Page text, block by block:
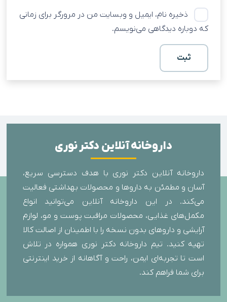
ذخیره نام، ایمیل و وبسایت من در مرورگر برای زمانی
که دوباره دیدگاهی می‌نویسم.
داروخانه آنلاین دکتر نوری
داروخانه آنلاین دکتر نوری با هدف دسترسی سریع،
آسان و مطمئن به داروها و محصولات بهداشتی فعالیت
می‌کند. در این داروخانه آنلاین می‌توانید انواع
مکمل‌های غذایی، محصولات مراقبت پوست و مو، لوازم
آرایشی و داروهای بدون نسخه را با اطمینان از اصالت کالا
تهیه کنید. تیم داروخانه دکتر نوری همواره در تلاش
است تا تجربه‌ای ایمن، راحت و آگاهانه از خرید اینترنتی
برای شما فراهم کند.